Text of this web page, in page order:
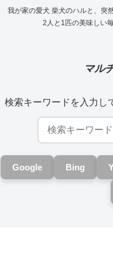
我が家の愛犬 柴犬のハルと、突
2人と1匹の美味しい
マル
検索キーワードを入力し
Google Bing